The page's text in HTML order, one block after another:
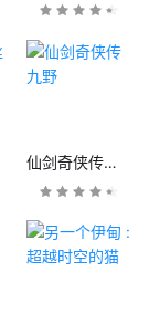
仙剑奇侠传九野